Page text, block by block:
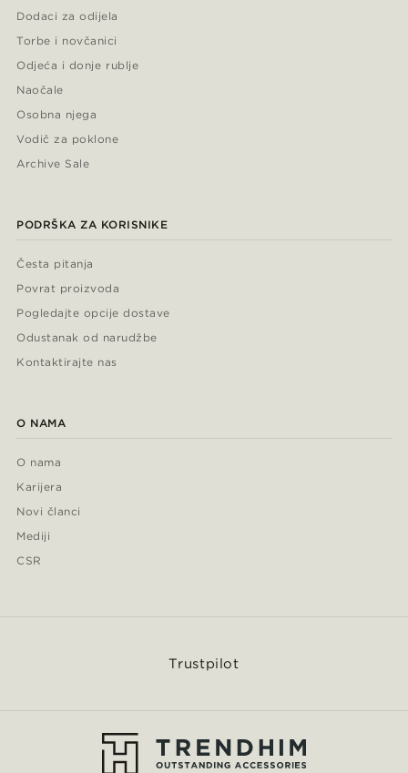
Dodaci za odijela
Torbe i novčanici
Odjeća i donje rublje
Naočale
Osobna njega
Vodič za poklone
Archive Sale
PODRŠKA ZA KORISNIKE
Česta pitanja
Povrat proizvoda
Pogledajte opcije dostave
Odustanak od narudžbe
Kontaktirajte nas
O NAMA
O nama
Karijera
Novi članci
Mediji
CSR
Trustpilot